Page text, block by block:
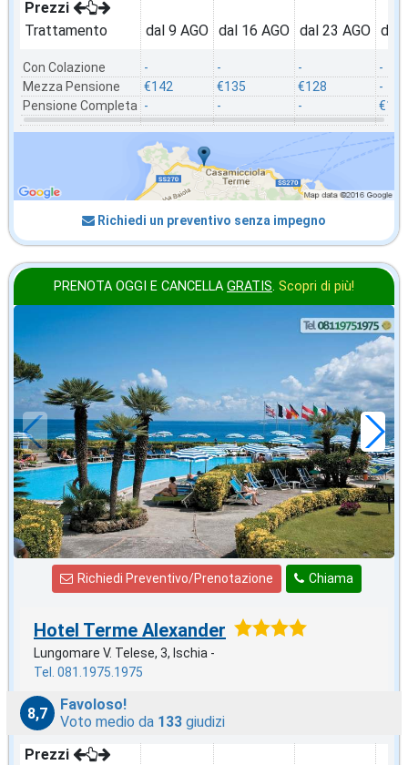
Prezzi
Trattamento
Con Colazione
Mezza Pensione
Pensione Completa
dal 9 AGO
-
€142
-
dal 16 AGO
-
€135
-
dal 23 AGO
-
€128
-
dal
-
-
€121
Richiedi un preventivo senza impegno
PRENOTA OGGI E CANCELLA GRATIS. Scopri di più!
in offerta da
€56,00
a notte
Chiama
Richiedi Preventivo/Prenotazione
Hotel Terme Alexander
Lungomare V. Telese, 3, Ischia -
Tel. 081.1975.1975
8,7
Favoloso!
Voto medio da 133 giudizi
Prezzi